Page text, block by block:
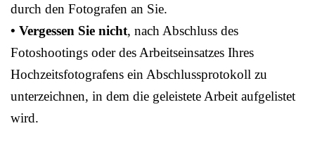
durch den Fotografen an Sie.
• Vergessen Sie nicht, nach Abschluss des
Fotoshootings oder des Arbeitseinsatzes Ihres
Hochzeitsfotografens ein Abschlussprotokoll zu
unterzeichnen, in dem die geleistete Arbeit aufgelistet
wird.